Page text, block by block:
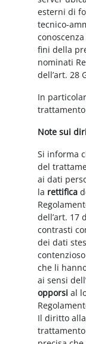
esterni di
tecnico-
fini della
nominati
dell’art. 28
In
trattamento
Note sui
Si informa
del
ai dati
la rettifica
dell’art. 17
contrasti
dei dati
che li
ai sensi
opporsi al
Il diritto
trattamento